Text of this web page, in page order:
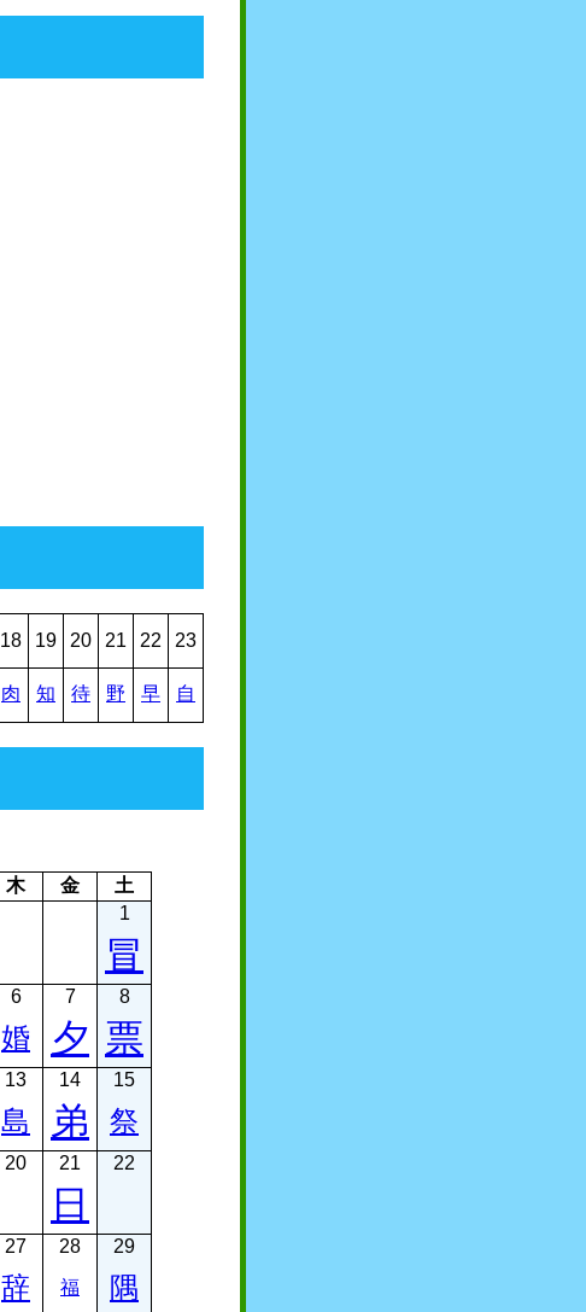
18 19 20 21 22
23
肉 知 待 野 早 自
木 金
土
1
冒
6
婚
7
夕
8
票
13
島
14
弟
15
祭
20 21
日
22
27
辞
28
福
29
隅